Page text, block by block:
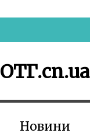
ОТГ.cn.ua
Новини